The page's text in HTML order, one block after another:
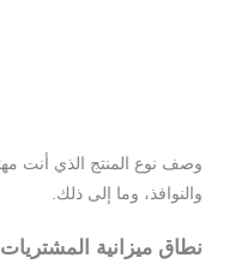
وصف نوع المنتج الذي أنت
والنوافذ، وما إلى ذلك.
نطاق ميزانية المشتريات